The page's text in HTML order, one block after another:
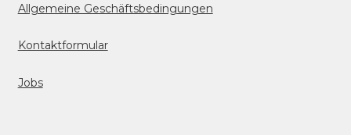
Allgemeine Geschäftsbedingungen
Kontaktformular
Jobs